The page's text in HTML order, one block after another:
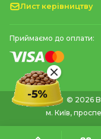
Лист керівництву
Приймаємо до оплати:
© 2026
м. Київ,